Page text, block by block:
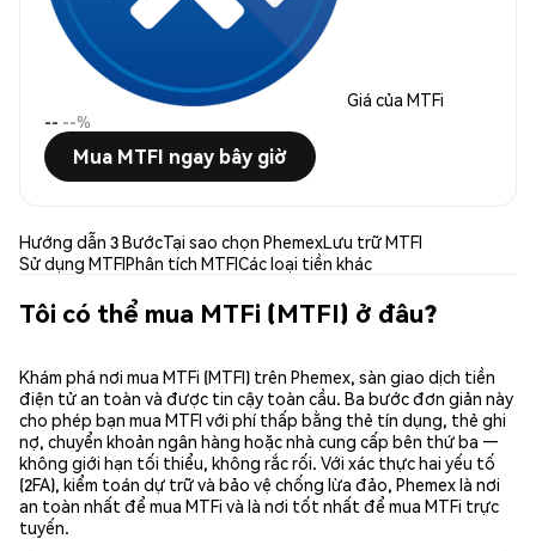
Giá của MTFi
-- --%
Mua MTFI ngay bây giờ
Hướng dẫn 3 BướcTại sao chọn PhemexLưu trữ MTFI
Sử dụng MTFIPhân tích MTFICác loại tiền khác
Tôi có thể mua MTFi (MTFI) ở đâu?
Khám phá nơi mua MTFi (MTFI) trên Phemex, sàn giao dịch tiền
điện tử an toàn và được tin cậy toàn cầu. Ba bước đơn giản này
cho phép bạn mua MTFI với phí thấp bằng thẻ tín dụng, thẻ ghi
nợ, chuyển khoản ngân hàng hoặc nhà cung cấp bên thứ ba —
không giới hạn tối thiểu, không rắc rối. Với xác thực hai yếu tố
(2FA), kiểm toán dự trữ và bảo vệ chống lừa đảo, Phemex là nơi
an toàn nhất để mua MTFi và là nơi tốt nhất để mua MTFi trực
tuyến.